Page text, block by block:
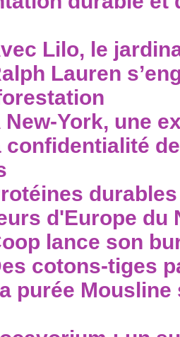
Lilo, le
Lauren
New-York, une
confidentialité
d'Europe du
lance son
cotons-tiges
purée